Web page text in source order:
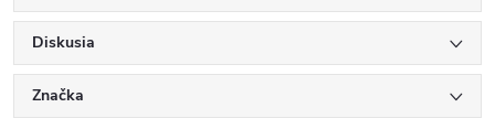
Diskusia
Značka